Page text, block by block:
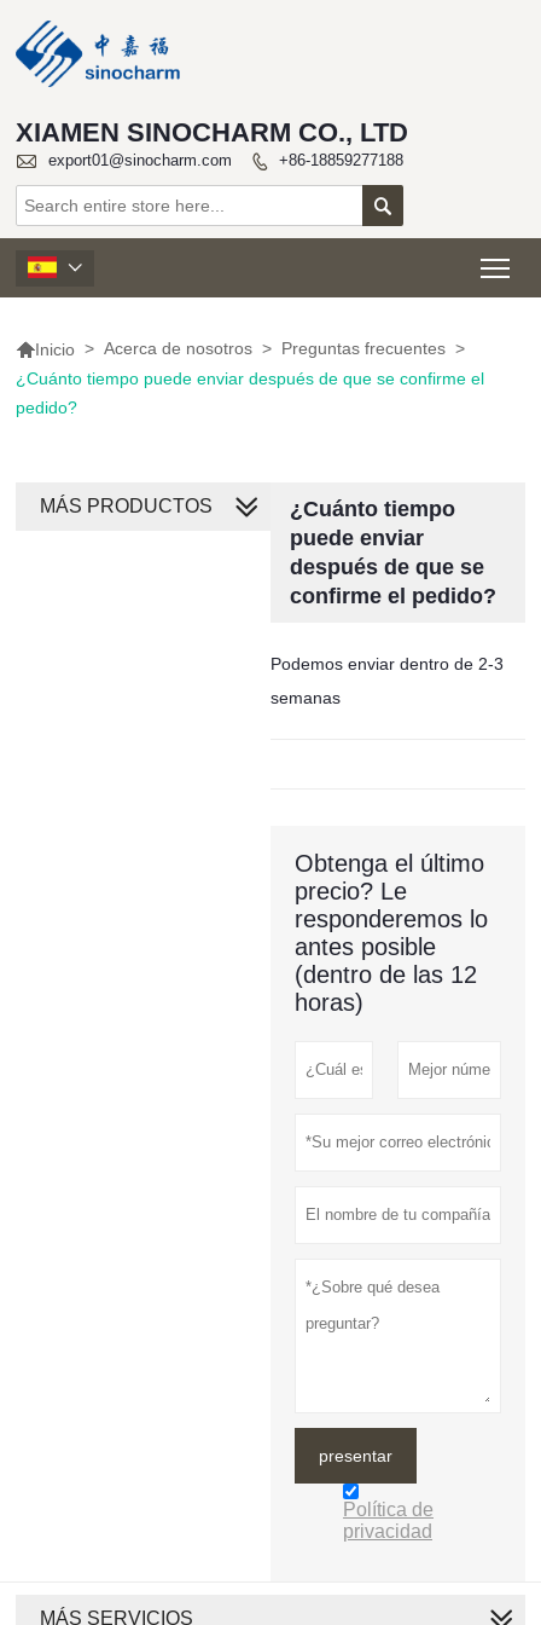
XIAMEN SINOCHARM CO., LTD
 export01@sinocharm.com  +86-18859277188


Inicio > Acerca de nosotros > Preguntas frecuentes >
¿Cuánto tiempo puede enviar después de que se confirme el
pedido?
¿Cuánto tiempo
puede enviar
después de que se
confirme el pedido?
Podemos enviar dentro de 2-3
semanas
Obtenga el último
precio? Le
responderemos lo
antes posible
(dentro de las 12
horas)
presentar
Política de
privacidad
MÁS PRODUCTOS
MÁS SERVICIOS